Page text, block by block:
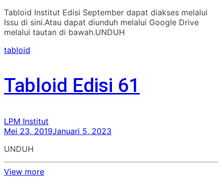
Tabloid Institut Edisi September dapat diakses melalui
Issu di sini.Atau dapat diunduh melalui Google Drive
melalui tautan di bawah.UNDUH
tabloid
Tabloid Edisi 61
LPM Institut
Mei 23, 2019Januari 5, 2023
UNDUH
View more